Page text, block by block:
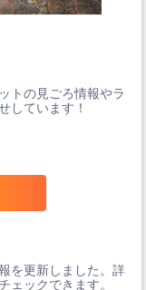
トの見ごろ情報やラ
しています！
を更新しました。詳
ェックできます。